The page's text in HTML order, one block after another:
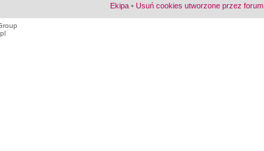
Ekipa • Usuń cookies utworzone przez forum